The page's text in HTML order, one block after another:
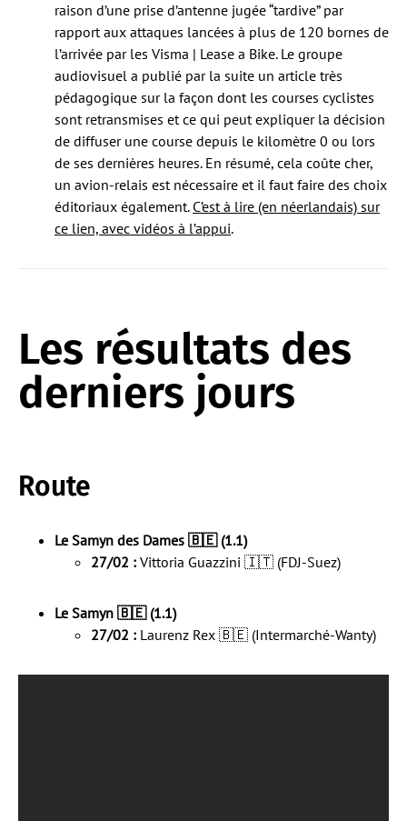
raison d’une prise d’antenne jugée “tardive” par
rapport aux attaques lancées à plus de 120 bornes de
l’arrivée par les Visma | Lease a Bike. Le groupe
audiovisuel a publié par la suite un article très
pédagogique sur la façon dont les courses cyclistes
sont retransmises et ce qui peut expliquer la décision
de diffuser une course depuis le kilomètre 0 ou lors
de ses dernières heures. En résumé, cela coûte cher,
un avion-relais est nécessaire et il faut faire des choix
éditoriaux également. C’est à lire (en néerlandais) sur
ce lien, avec vidéos à l’appui.
Les résultats des
derniers jours
Route
Le Samyn des Dames 🇧🇪 (1.1)
27/02 : Vittoria Guazzini 🇮🇹 (FDJ-Suez)
Le Samyn 🇧🇪 (1.1)
27/02 : Laurenz Rex 🇧🇪 (Intermarché-Wanty)